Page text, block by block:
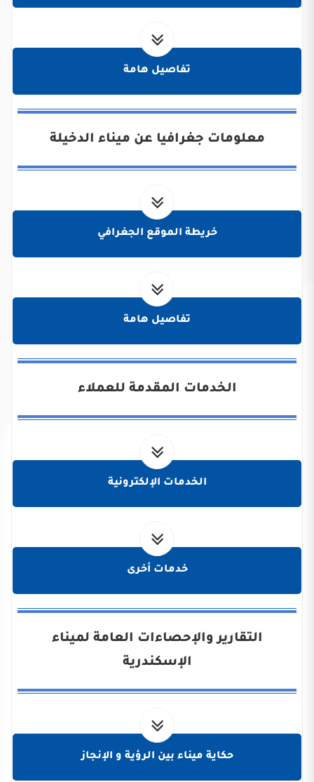
تفاصيل هامة
معلومات جغرافيا عن ميناء الدخيلة
خريطة الموقع الجغرافي
تفاصيل هامة
الخدمات المقدمة للعملاء
الخدمات الإلكترونية
خدمات أخرى
التقارير والإحصاءات العامة لميناء
الإسكندرية
حكاية ميناء بين الرؤية و الإنجاز